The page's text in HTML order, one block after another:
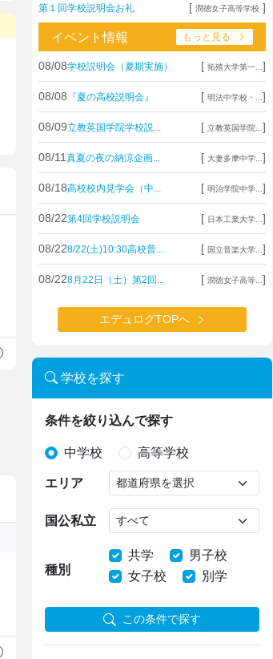
第１回学校説明会お礼 [ 潤徳女子高等学校 ]
イベント情報 もっと見る
08/08学校説明会（夏期実施） [ 拓殖大学第一... ]
08/08 『夏の高校説明会』 [ 明法中学校・... ]
08/09立教英国学院学校説... [ 立教英国学院... ]
08/11 真夏の夜の納涼企画... [ 大妻多摩中学... ]
08/18高校校内見学会（中... [ 明治学院中学... ]
08/22第4回学校説明会 [ 日本工業大学... ]
08/228/22(土)10:30高校普... [ 国立音楽大学... ]
08/228月22日（土）第2回... [ 潤徳女子高等... ]
エデュログTOPへ
学校を探す
条件を絞り込んで探す
中学校 高等学校
エリア
国公私立
種別
共学
男子校
女子校
別学
この条件で探す